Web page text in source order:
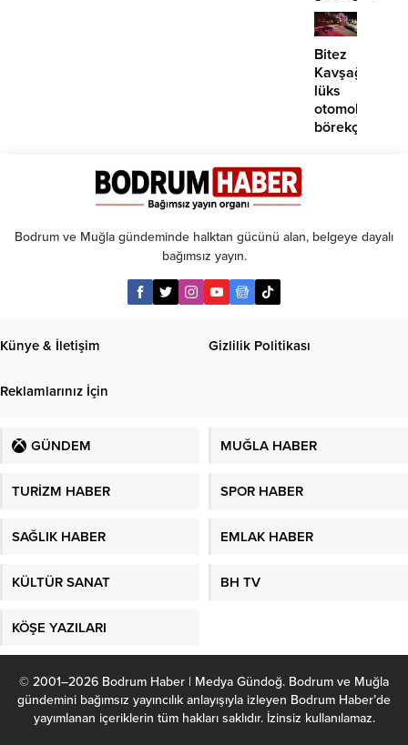
EDS
başlıyor
Bitez
Kavşağı’nda
lüks
otomobil
börekçiye
Bodrum ve Muğla gündeminde halktan gücünü alan, belgeye dayalı
bağımsız yayın.
Künye & İletişim Gizlilik Politikası
Reklamlarınız İçin
GÜNDEM MUĞLA HABER
TURİZM HABER SPOR HABER
SAĞLIK HABER EMLAK HABER
KÜLTÜR SANAT BH TV
KÖŞE YAZILARI
© 2001–2026 Bodrum Haber | Medya Gündoğ. Bodrum ve Muğla
gündemini bağımsız yayıncılık anlayışıyla izleyen Bodrum Haber’de
yayımlanan içeriklerin tüm hakları saklıdır. İzinsiz kullanılamaz.